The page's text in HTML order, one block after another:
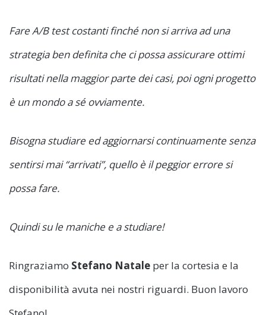
Fare A/B test costanti finché non si arriva ad una
strategia ben definita che ci possa assicurare ottimi
risultati nella maggior parte dei casi, poi ogni progetto
è un mondo a sé ovviamente.
Bisogna studiare ed aggiornarsi continuamente senza
sentirsi mai “arrivati”, quello è il peggior errore si
possa fare.
Quindi su le maniche e a studiare!
Ringraziamo Stefano Natale per la cortesia e la
disponibilità avuta nei nostri riguardi. Buon lavoro